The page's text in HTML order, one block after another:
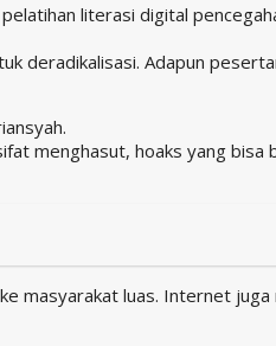
literasi digital
deradikalisasi. Adapun
menghasut, hoaks yang bisa
masyarakat luas. Internet